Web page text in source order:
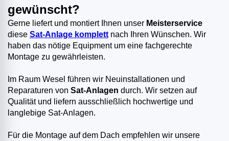
gewünscht?
Gerne liefert und montiert Ihnen unser Meisterservice
diese Sat-Anlage komplett nach Ihren Wünschen. Wir
haben das nötige Equipment um eine fachgerechte
Montage zu gewährleisten.
Im Raum Wesel führen wir Neuinstallationen und
Reparaturen von Sat-Anlagen durch. Wir setzen auf
Qualität und liefern ausschließlich hochwertige und
langlebige Sat-Anlagen.
Für die Montage auf dem Dach empfehlen wir unsere